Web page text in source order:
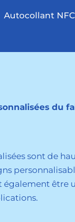
NFC Cards
Autocollant NFC
du
sont de
également être